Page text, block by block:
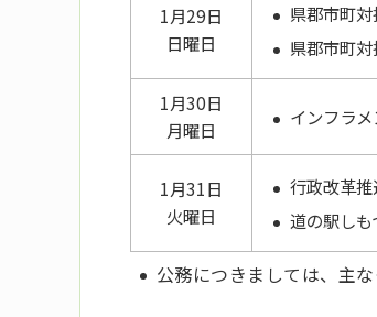
1月29日
日曜日
県郡市町
県郡市町
1月30日
月曜日
インフラ
1月31日
火曜日
行政改革
道の駅し
公務につきましては、主